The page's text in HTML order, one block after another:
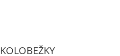
KOLOBEŽKY